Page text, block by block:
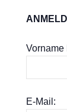
Vorname
E-Mail: